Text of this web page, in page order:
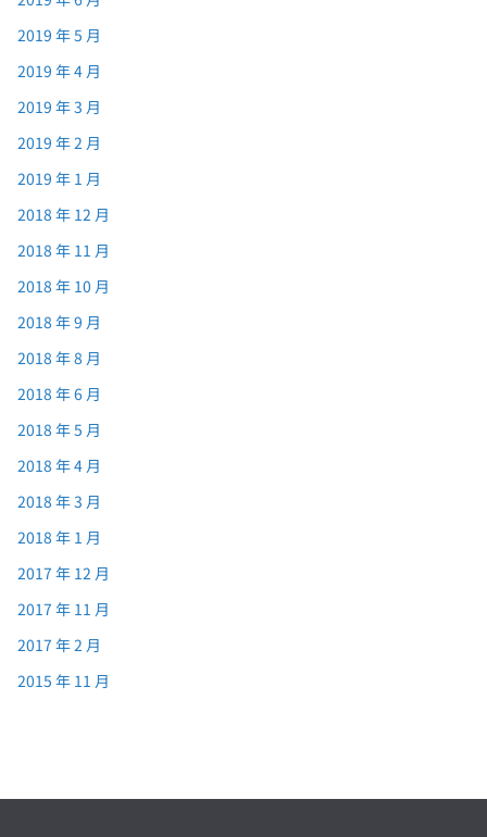
2019 年 5 月
2019 年 4 月
2019 年 3 月
2019 年 2 月
2019 年 1 月
2018 年 12 月
2018 年 11 月
2018 年 10 月
2018 年 9 月
2018 年 8 月
2018 年 6 月
2018 年 5 月
2018 年 4 月
2018 年 3 月
2018 年 1 月
2017 年 12 月
2017 年 11 月
2017 年 2 月
2015 年 11 月